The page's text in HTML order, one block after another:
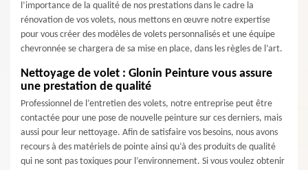
l’importance de la qualité de nos prestations dans le cadre la
rénovation de vos volets, nous mettons en œuvre notre expertise
pour vous créer des modèles de volets personnalisés et une équipe
chevronnée se chargera de sa mise en place, dans les règles de l’art.
Nettoyage de volet : Glonin Peinture vous assure
une prestation de qualité
Professionnel de l’entretien des volets, notre entreprise peut être
contactée pour une pose de nouvelle peinture sur ces derniers, mais
aussi pour leur nettoyage. Afin de satisfaire vos besoins, nous avons
recours à des matériels de pointe ainsi qu’à des produits de qualité
qui ne sont pas toxiques pour l’environnement. Si vous voulez obtenir